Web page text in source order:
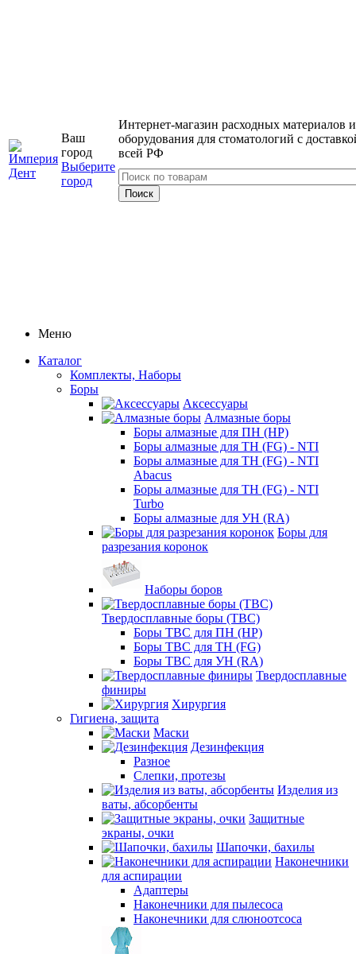
Ваш
город
Выберите
город
Интернет-магазин расходных материалов и
оборудования для стоматологий с
всей РФ
Меню
Каталог
Комплекты, Наборы
Боры
Аксессуары
Алмазные боры
Боры алмазные для ПН (HP)
Боры алмазные для ТН (FG) - NTI
Боры алмазные для ТН (FG) - NTI
Abacus
Боры алмазные для ТН (FG) - NTI
Turbo
Боры алмазные для УН (RA)
Боры для
разрезания коронок
Наборы боров
Твердосплавные боры (ТВС)
Боры ТВС для ПН (HP)
Боры ТВС для ТН (FG)
Боры ТВС для УН (RA)
Твердосплавные
финиры
Хирургия
Гигиена, защита
Маски
Дезинфекция
Разное
Слепки, протезы
Изделия из
ваты, абсорбенты
Защитные
экраны, очки
Шапочки, бахилы
Наконечники
для аспирации
Адаптеры
Наконечники для пылесоса
Наконечники для слюноотсоса